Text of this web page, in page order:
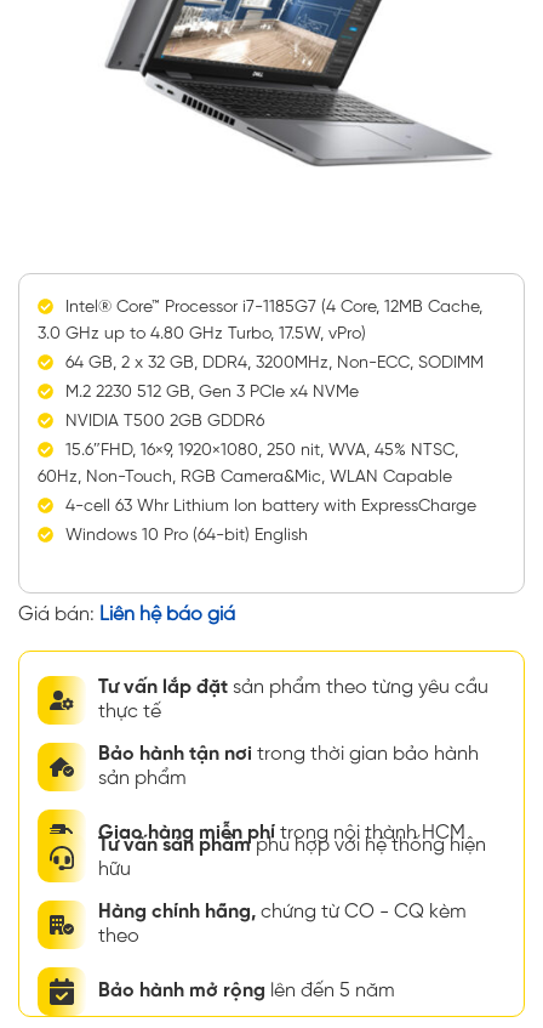
Intel® Core™ Processor i7-1185G7 (4 Core, 12MB Cache,
3.0 GHz up to 4.80 GHz Turbo, 17.5W, vPro)
64 GB, 2 x 32 GB, DDR4, 3200MHz, Non-ECC, SODIMM
M.2 2230 512 GB, Gen 3 PCIe x4 NVMe
NVIDIA T500 2GB GDDR6
15.6″FHD, 16×9, 1920×1080, 250 nit, WVA, 45% NTSC,
60Hz, Non-Touch, RGB Camera&Mic, WLAN Capable
4-cell 63 Whr Lithium Ion battery with ExpressCharge
Windows 10 Pro (64-bit) English
Giá bán: Liên hệ báo giá
Tư vấn lắp đặt sản phẩm theo từng yêu cầu
thực tế
Bảo hành tận nơi trong thời gian bảo hành
sản phẩm
Giao hàng miễn phí trong nội thành HCM
Tư vấn sản phẩmphù hợp với hệ thống hiện
hữu
Hàng chính hãng, chứng từ CO - CQ kèm
theo
Bảo hành mở rộng lên đến 5 năm